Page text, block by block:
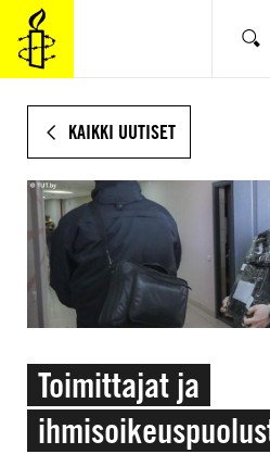
SIIRRY
VARSINAISEEN
SISÄLTÖÖN
Hae
KAIKKI UUTISET
Toimittajat ja